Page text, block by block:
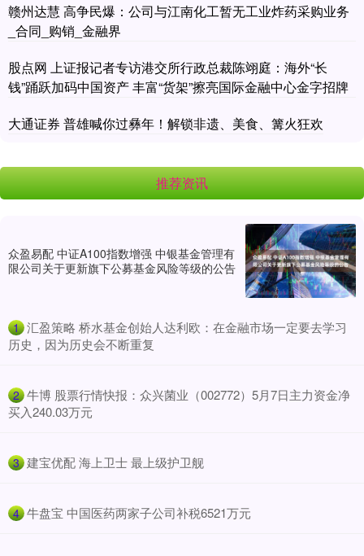
赣州达慧 高争民爆：公司与江南化工暂无工业炸药采购业务
_合同_购销_金融界
股点网 上证报记者专访港交所行政总裁陈翊庭：海外“长
钱”踊跃加码中国资产 丰富“货架”擦亮国际金融中心金字招牌
大通证券 普雄喊你过彝年！解锁非遗、美食、篝火狂欢
推荐资讯
众盈易配 中证A100指数增强 中银基金管理有
限公司关于更新旗下公募基金风险等级的公告
1 ​汇盈策略 桥水基金创始人达利欧：在金融市场一定要去学习
历史，因为历史会不断重复
2 ​牛博 股票行情快报：众兴菌业（002772）5月7日主力资金净
买入240.03万元
3 ​建宝优配 海上卫士 最上级护卫舰
4 ​牛盘宝 中国医药两家子公司补税6521万元